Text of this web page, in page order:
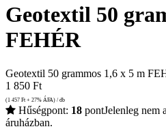
Geotextil 50
FEHÉR
Geotextil 50 grammos 1,6 x 5 m
1 850 Ft
(1 457 Ft + 27% ÁFA) / db
Hűségpont: 18 pontJelenleg nem
áruházban.